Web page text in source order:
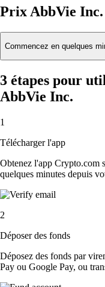
Prix AbbVie Inc.
Commencez en quelques
3 étapes pour
AbbVie Inc.
1
Télécharger l'app
Obtenez l'app Crypto.com
quelques minutes depuis
2
Déposer des fonds
Déposez des fonds par
Pay ou Google Pay, ou